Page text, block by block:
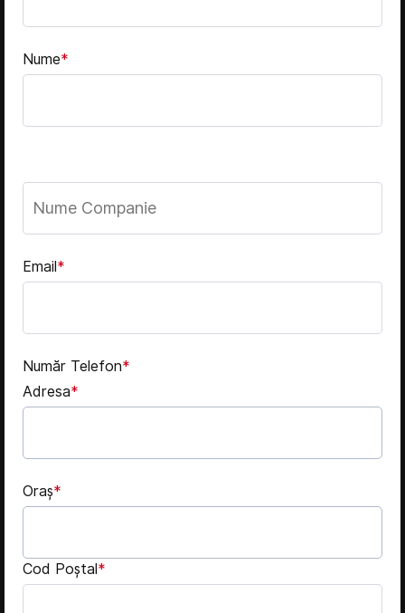
Nume*
Email *
Număr Telefon*
Adresa*
Oraș*
Cod Poștal *